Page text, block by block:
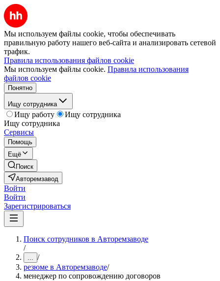
Мы используем файлы cookie, чтобы обеспечивать
правильную работу нашего веб-сайта и анализировать сетевой
трафик.
Правила использования файлов cookie
Мы используем файлы cookie. Правила использования
файлов cookie
Понятно
Ищу сотрудника
Ищу работу
Ищу сотрудника
Ищу сотрудника
Сервисы
Помощь
Ещё
Поиск
Авторемзавод
Войти
Войти
Зарегистрироваться
Поиск сотрудников в Авторемзаводе
/
... /
резюме в Авторемзаводе/
менеджер по сопровождению договоров